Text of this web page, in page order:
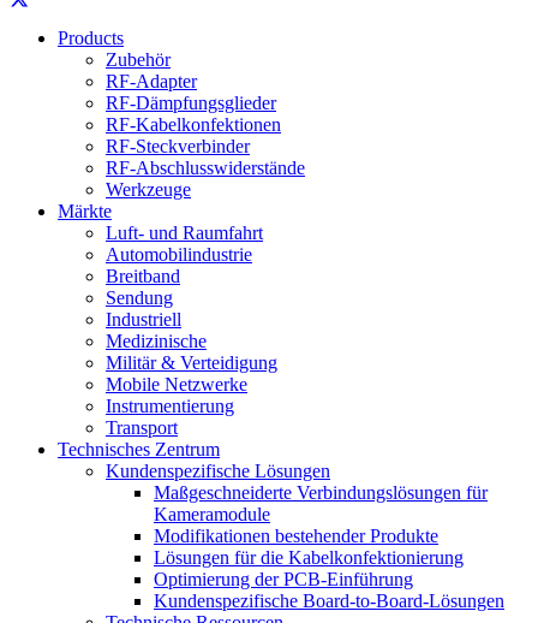
Products
Zubehör
RF-Adapter
RF-Dämpfungsglieder
RF-Kabelkonfektionen
RF-Steckverbinder
RF-Abschlusswiderstände
Werkzeuge
Märkte
Luft- und Raumfahrt
Automobilindustrie
Breitband
Sendung
Industriell
Medizinische
Militär & Verteidigung
Mobile Netzwerke
Instrumentierung
Transport
Technisches Zentrum
Kundenspezifische Lösungen
Maßgeschneiderte Verbindungslösungen für
Kameramodule
Modifikationen bestehender Produkte
Lösungen für die Kabelkonfektionierung
Optimierung der PCB-Einführung
Kundenspezifische Board-to-Board-Lösungen